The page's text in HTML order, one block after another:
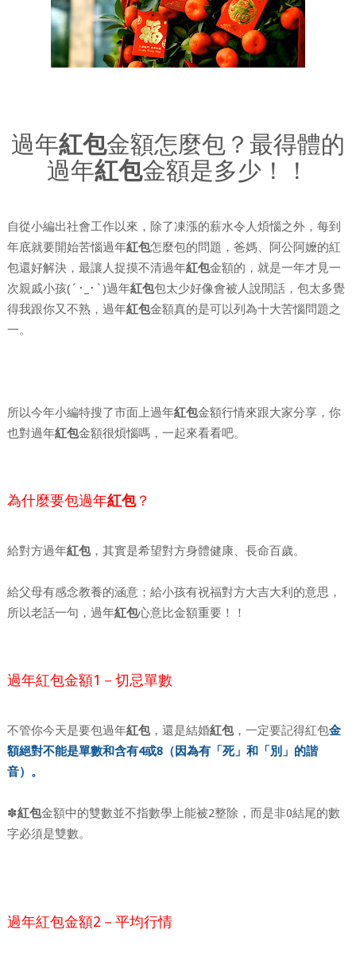
過年紅包金額怎麼包？最得體的
過年紅包金額是多少！！
自從小編出社會工作以來，除了凍漲的薪水令人煩惱之外，每到
年底就要開始苦惱過年紅包怎麼包的問題，爸媽、阿公阿嬤的紅
包還好解決，最讓人捉摸不清過年紅包金額的，就是一年才見一
次親戚小孩(´･_･`)過年紅包包太少好像會被人說閒話，包太多覺
得我跟你又不熟，過年紅包金額真的是可以列為十大苦惱問題之
一。
所以今年小編特搜了市面上過年紅包金額行情來跟大家分享，你
也對過年紅包金額很煩惱嗎，一起來看看吧。
為什麼要包過年紅包？
給對方過年紅包，其實是希望對方身體健康、長命百歲。
給父母有感念教養的涵意；給小孩有祝福對方大吉大利的意思，
所以老話一句，過年紅包心意比金額重要！！
過年紅包金額1－切忌單數
不管你今天是要包過年紅包，還是結婚紅包，一定要記得紅包金
額絕對不能是單數和含有4或8（因為有「死」和「別」的諧
音）。
✽紅包金額中的雙數並不指數學上能被2整除，而是非0結尾的數
字必須是雙數。
過年紅包金額2－平均行情